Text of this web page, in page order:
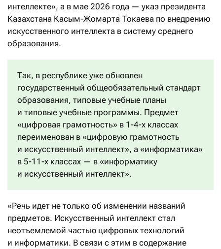
интеллекте», а в мае 2026 года — указ президента
Казахстана Касым-Жомарта Токаева по внедрению
искусственного интеллекта в систему среднего
образования.
Так, в республике уже обновлен
государственный общеобязательный стандарт
образования, типовые учебные планы
и типовые учебные программы. Предмет
«цифровая грамотность» в 1-4-х классах
переименован в «цифровую грамотность
и искусственный интеллект», а «информатика»
в 5-11-х классах — в «информатику
и искусственный интеллект».
«Речь идет не только об изменении названий
предметов. Искусственный интеллект стал
неотъемлемой частью цифровых технологий
и информатики. В связи с этим в содержание